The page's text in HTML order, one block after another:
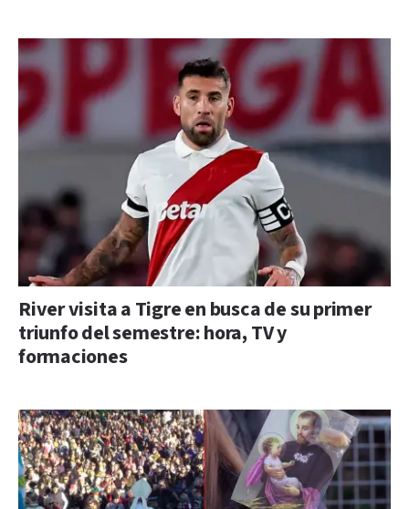
River visita a Tigre en busca de su primer
triunfo del semestre: hora, TV y
formaciones